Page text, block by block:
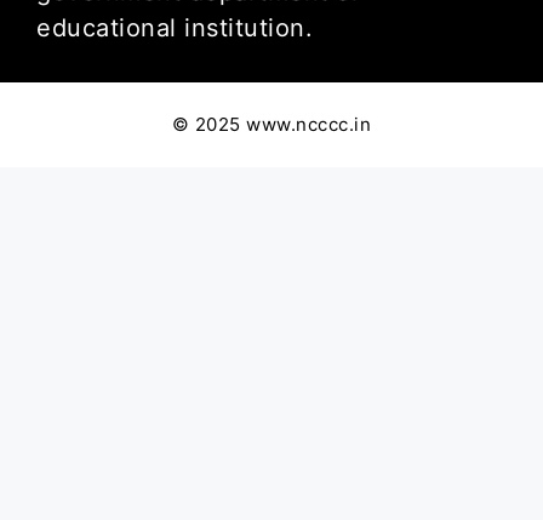
educational institution.
© 2025 www.ncccc.in